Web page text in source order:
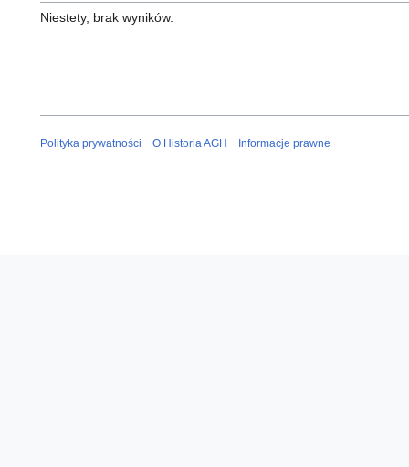
Niestety, brak wyników.
Polityka prywatności O Historia AGH Informacje prawne